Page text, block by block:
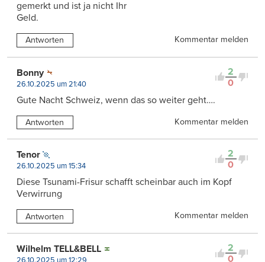
gemerkt und ist ja nicht Ihr
Geld.
Antworten Kommentar melden
2
0
Bonny
26.10.2025 um 21:40
Gute Nacht Schweiz, wenn das so weiter geht….
Antworten Kommentar melden
2
0
Tenor
26.10.2025 um 15:34
Diese Tsunami-Frisur schafft scheinbar auch im Kopf
Verwirrung
Antworten Kommentar melden
2
0
Wilhelm TELL&BELL